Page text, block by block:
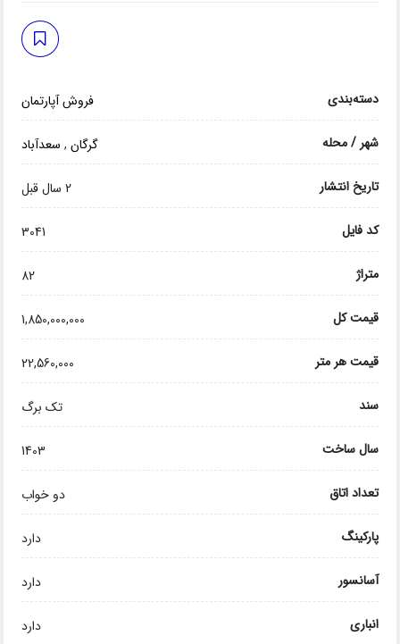
دسته‌بندی فروش آپارتمان
شهر / محله گرگان, سعدآباد
تاریخ انتشار 2 سال قبل
کد فایل 3041
متراژ 82
قیمت کل 1,850,000,000
قیمت هر متر 22,560,000
سند تک برگ
سال ساخت 1403
تعداد اتاق دو خواب
پارکینگ دارد
آسانسور دارد
انباری دارد